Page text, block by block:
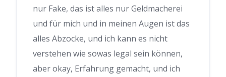
nur Fake, das ist alles nur Geldmacherei
und für mich und in meinen Augen ist das
alles Abzocke, und ich kann es nicht
verstehen wie sowas legal sein können,
aber okay, Erfahrung gemacht, und ich